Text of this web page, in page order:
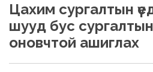
Цахим сургалтын
шууд бус
оновчтой ашиглах